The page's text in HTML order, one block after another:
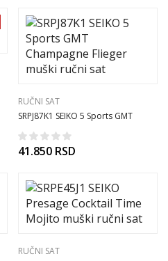
RUČNI SAT
SRPJ87K1 SEIKO 5 Sports GMT
Champagne Flieger muški ručni sat
41.850 RSD
RUČNI SAT